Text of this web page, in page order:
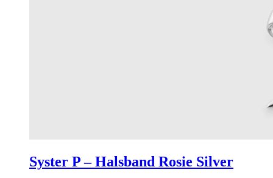
Syster P – Halsband Rosie Silver